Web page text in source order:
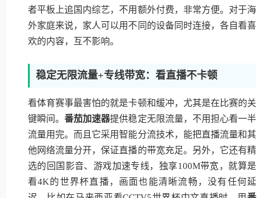
者平板上追国内综艺，不用额外付费，非常方便。对于海
外家庭来说，家人可以用不同的设备同时连接，各自看喜
欢的内容，互不影响。
稳定无限流量+专线带宽：看直播不卡顿
看体育赛事最害怕的就是卡顿和缓冲，尤其是在比赛的关
键瞬间。番茄加速器提供稳定无限流量，不用担心看一半
流量用完。而且它采用智能分流技术，能把直播流量和其
他网络流量分开，保证直播的带宽充足。另外，它还有精
选的回国影音、游戏加速专线，独享100M带宽，就算是
看4K的世界杯直播，画面也能清晰流畅，没有任何延